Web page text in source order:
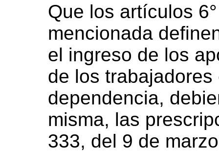
Que los artículos
mencionada
el ingreso de los
de los
dependencia,
misma, las
333, del 9 de